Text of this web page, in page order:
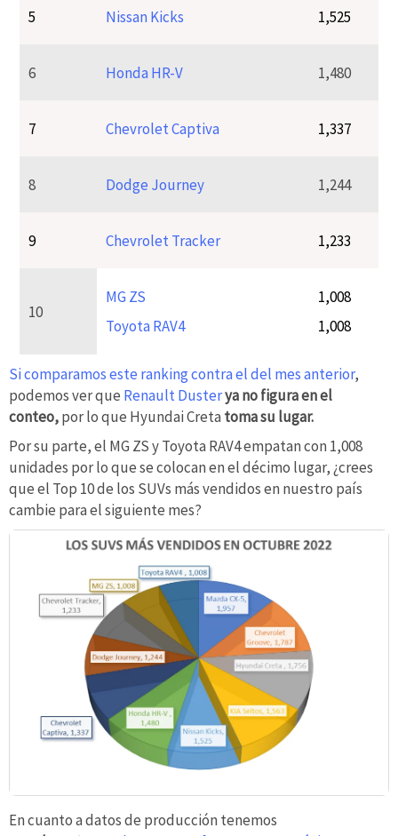
5 Nissan Kicks 1,525
6 Honda HR-V 1,480
7 Chevrolet Captiva 1,337
8 Dodge Journey 1,244
9 Chevrolet Tracker 1,233
10
MG ZS
Toyota RAV4
1,008
1,008
Si comparamos este ranking contra el del mes anterior,
podemos ver que Renault Dusterya no figura en el
conteo,por lo que Hyundai Creta toma su lugar.
Por su parte, el MG ZS y Toyota RAV4 empatan con 1,008
unidades por lo que se colocan en el décimo lugar, ¿crees
que el Top 10 de los SUVs más vendidos en nuestro país
cambie para el siguiente mes?
En cuanto a datos de producción tenemos